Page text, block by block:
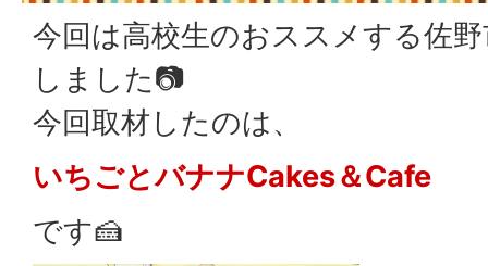
今回は高校生のおススメする佐
しました📷
今回取材したのは、
いちごとバナナCakes＆Cafe
です🍰